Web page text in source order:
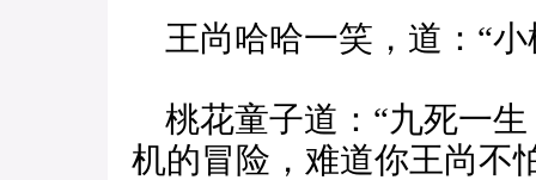
王尚哈哈一笑，道：“
桃花童子道：“九死一
机的冒险，难道你王尚不